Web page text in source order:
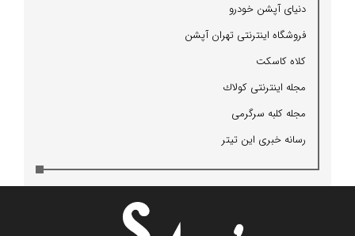
دنیای آپشن خودرو
فروشگاه اینترنتی تهران آپشن
كلاه كاسكت
مجله اینترنتی كولاك
مجله كلبه سرگرمی
رسانه خبری این تیتر